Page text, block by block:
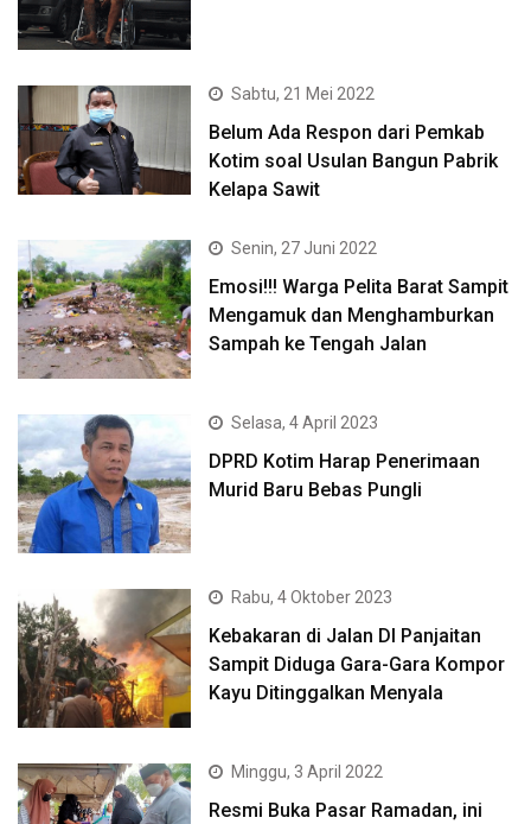
Sabtu, 21 Mei 2022
Belum Ada Respon dari Pemkab
Kotim soal Usulan Bangun Pabrik
Kelapa Sawit
Senin, 27 Juni 2022
Emosi!!! Warga Pelita Barat Sampit
Mengamuk dan Menghamburkan
Sampah ke Tengah Jalan
Selasa, 4 April 2023
DPRD Kotim Harap Penerimaan
Murid Baru Bebas Pungli
Rabu, 4 Oktober 2023
Kebakaran di Jalan DI Panjaitan
Sampit Diduga Gara-Gara Kompor
Kayu Ditinggalkan Menyala
Minggu, 3 April 2022
Resmi Buka Pasar Ramadan, ini